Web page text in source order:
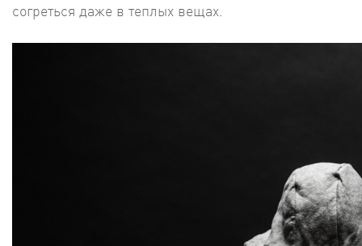
согреться даже в теплых вещах.